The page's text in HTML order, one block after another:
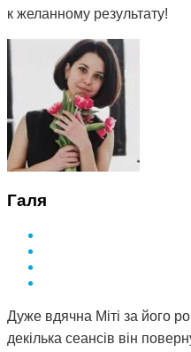
к желанному результату!
Галя
Дуже вдячна Міті за його
декілька сеансів він